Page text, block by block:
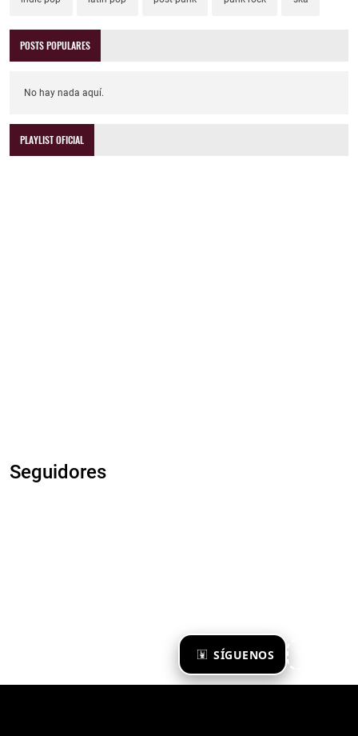
SÍGUENOS
POSTS POPULARES
No hay nada aquí.
PLAYLIST OFICIAL
Seguidores